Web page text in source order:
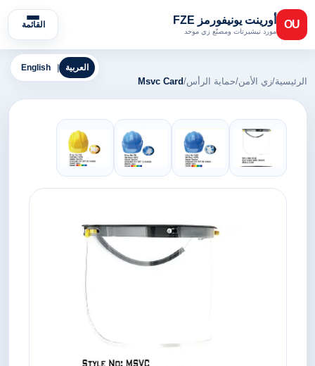
OU أورينت يونيفورمز FZE
مورد تيشيرتات ومصنّع زي موحد
القائمة
English العربية
الرئيسية/زي الأمن/حماية الرأس/
Msvc Card